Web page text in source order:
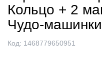
Кольцо + 2
Чудо-
Код: 1468779650951